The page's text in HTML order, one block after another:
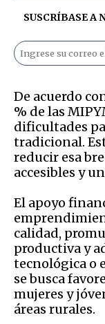
SUSCRÍBASE A
De acuerdo
% de las
dificultades
tradicional.
reducir esa
accesibles y
El apoyo
calidad,
productiva y
tecnológica o
se busca
mujeres y
áreas rurales.